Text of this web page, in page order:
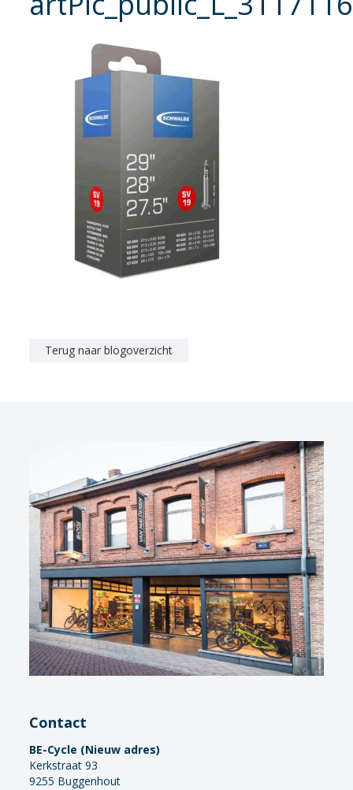
Terug naar blogoverzicht
Contact
BE-Cycle (Nieuw adres)
Kerkstraat 93
9255 Buggenhout